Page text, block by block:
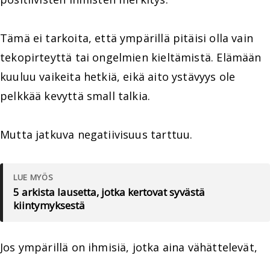
Tämä ei tarkoita, että ympärillä pitäisi olla vain
tekopirteyttä tai ongelmien kieltämistä. Elämään
kuuluu vaikeita hetkiä, eikä aito ystävyys ole
pelkkää kevyttä small talkia.
Mutta jatkuva negatiivisuus tarttuu.
LUE MYÖS
5 arkista lausetta, jotka kertovat syvästä
kiintymyksestä
Jos ympärillä on ihmisiä, jotka aina vähättelevät,